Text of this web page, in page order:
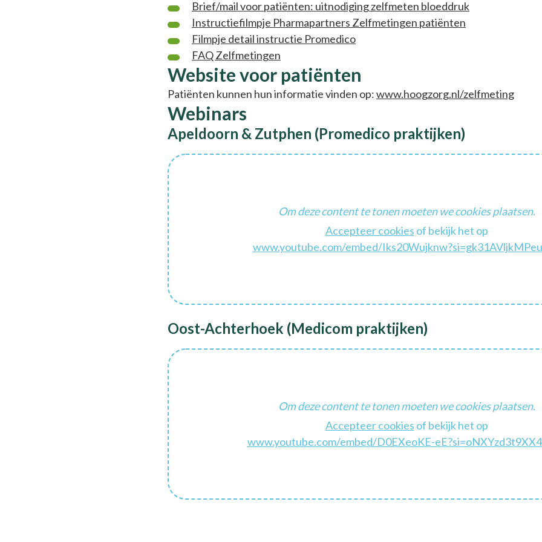
Brief/mail voor patiënten: uitnodiging zelfmeten bloeddruk
Instructiefilmpje Pharmapartners Zelfmetingen patiënten
Filmpje detail instructie Promedico
FAQ Zelfmetingen
Website voor patiënten
Patiënten kunnen hun informatie vinden op:www.hoogzorg.nl/zelfmeting
Webinars
Apeldoorn & Zutphen (Promedico praktijken)
Om deze content te tonen moeten we cookies plaatsen.
Accepteer cookies of bekijk het op
www.youtube.com/embed/
Oost-Achterhoek (Medicom praktijken)
Om deze content te tonen moeten we cookies plaatsen.
Accepteer cookies of bekijk het op
www.youtube.com/embed/D0EXeoKE-